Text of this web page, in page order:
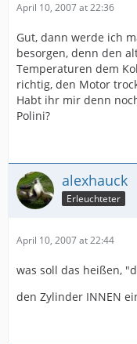
April 10, 2007 at 22:36
Gut, dann werde ich
besorgen, denn den
Temperaturen dem
richtig, den Motor
Habt ihr mir denn
Polini?
alexhauck
Erleuchteter
April 10, 2007 at 22:44
was soll das heißen,
den Zylinder INNEN